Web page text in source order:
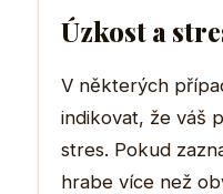
Úzkost a
V některých
indikovat, že váš
stres. Pokud
hrabe více než